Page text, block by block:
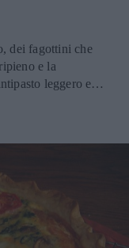
dei fagottini che
e la
leggero e